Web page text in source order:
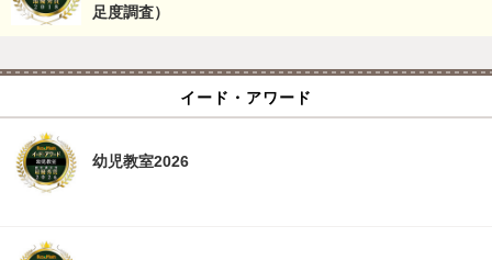
足度調査）
イード・アワード
幼児教室2026